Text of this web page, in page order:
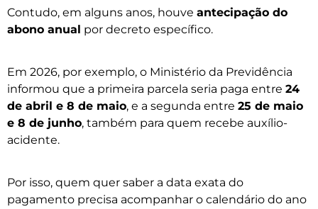
Contudo, em alguns anos, houve antecipação do
abono anual por decreto específico.
Em 2026, por exemplo, o Ministério da Previdência
informou que a primeira parcela seria paga entre 24
de abril e 8 de maio, e a segunda entre 25 de maio
e 8 de junho, também para quem recebe auxílio-
acidente.
Por isso, quem quer saber a data exata do
pagamento precisa acompanhar o calendário do ano